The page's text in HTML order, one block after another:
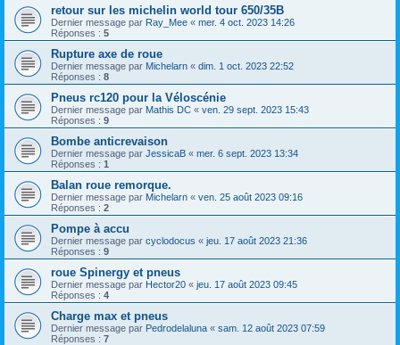
retour sur les michelin world tour 650/35B
Dernier message par Ray_Mee « mer. 4 oct. 2023 14:26
Réponses : 5
Rupture axe de roue
Dernier message par Michelarn « dim. 1 oct. 2023 22:52
Réponses : 8
Pneus rc120 pour la Véloscénie
Dernier message par Mathis DC « ven. 29 sept. 2023 15:43
Réponses : 9
Bombe anticrevaison
Dernier message par JessicaB « mer. 6 sept. 2023 13:34
Réponses : 1
Balan roue remorque.
Dernier message par Michelarn « ven. 25 août 2023 09:16
Réponses : 2
Pompe à accu
Dernier message par cyclodocus « jeu. 17 août 2023 21:36
Réponses : 9
roue Spinergy et pneus
Dernier message par Hector20 « jeu. 17 août 2023 09:45
Réponses : 4
Charge max et pneus
Dernier message par Pedrodelaluna « sam. 12 août 2023 07:59
Réponses : 7